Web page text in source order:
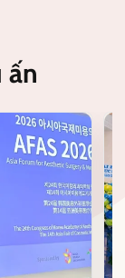
ấn